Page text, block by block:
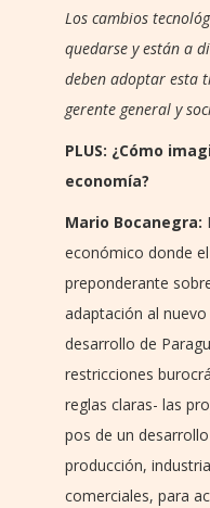
Los cambios
quedarse y están a
deben adoptar esta
gerente general y
PLUS: ¿Cómo
economía?
Mario Bocanegra:
económico donde
preponderante
adaptación al
desarrollo de
restricciones
reglas claras- las
pos de un
producción,
comerciales, para